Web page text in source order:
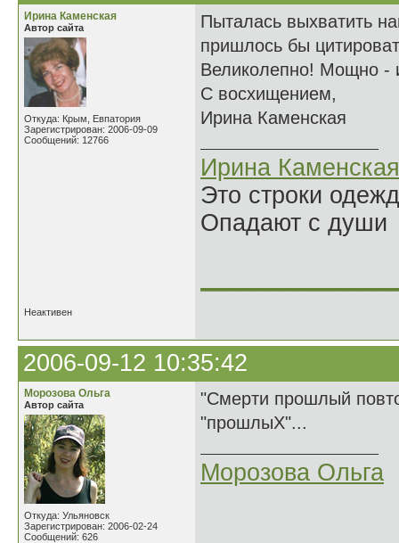
Ирина Каменская
Автор сайта
Откуда: Крым, Евпатория
Зарегистрирован: 2006-09-09
Сообщений: 12766
Пыталась выхватить
пришлось бы
Великолепно! Мощно -
С восхищением,
Ирина Каменская
Ирина Каменская
Это строки
Опадают с души
Неактивен
2006-09-12 10:35:42
Морозова Ольга
Автор сайта
Откуда: Ульяновск
Зарегистрирован: 2006-02-24
Сообщений: 626
"Смерти прошлый
"прошлыХ"...
Морозова Ольга